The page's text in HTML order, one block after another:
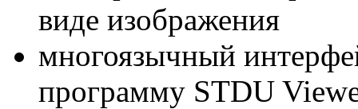
виде изображения
многоязычный
программу STDU